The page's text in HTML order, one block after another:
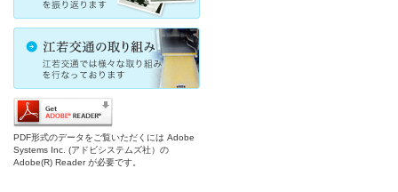
PDF形式のデータをご覧いただくには Adobe
Systems Inc. (アドビシステムズ社）の
Adobe(R) Reader が必要です。